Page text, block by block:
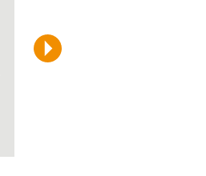
iStock/happy8790